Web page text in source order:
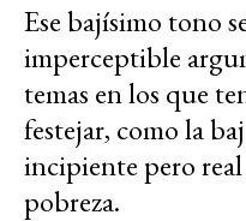
Ese bajísimo tono
imperceptible
temas en los que
festejar, como la
incipiente pero
pobreza.